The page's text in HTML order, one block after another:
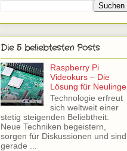
Die 5 beliebtesten Posts
Raspberry Pi
Videokurs – Die
Lösung für Neulinge
Technologie erfreut
sich weltweit einer
stetig steigenden Beliebtheit.
Neue Techniken begeistern,
sorgen für Diskussionen und sind
gerade ...